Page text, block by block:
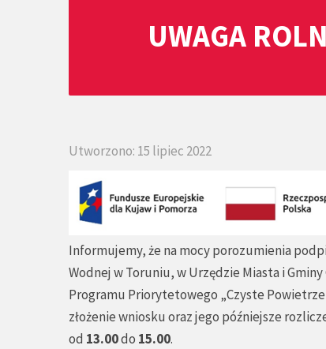
UWAGA
Utworzono: 15 lipiec 2022
Informujemy, że na mocy porozumienia
Wodnej w Toruniu, w Urzędzie Miasta i
Programu Priorytetowego „Czyste
złożenie wniosku oraz jego późniejsze
od 13.00do 15.00.